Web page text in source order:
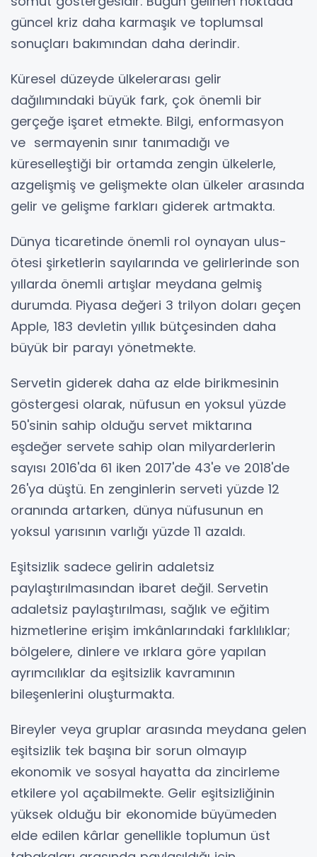
güncel kriz daha karmaşık ve toplumsal
sonuçları bakımından daha derindir.
Küresel düzeyde ülkelerarası gelir
dağılımındaki büyük fark, çok önemli bir
gerçeğe işaret etmekte. Bilgi, enformasyon
ve sermayenin sınır tanımadığı ve
küreselleştiği bir ortamda zengin ülkelerle,
azgelişmiş ve gelişmekte olan ülkeler arasında
gelir ve gelişme farkları giderek artmakta.
Dünya ticaretinde önemli rol oynayan ulus-
ötesi şirketlerin sayılarında ve gelirlerinde son
yıllarda önemli artışlar meydana gelmiş
durumda. Piyasa değeri 3 trilyon doları geçen
Apple, 183 devletin yıllık bütçesinden daha
büyük bir parayı yönetmekte.
Servetin giderek daha az elde birikmesinin
göstergesi olarak, nüfusun en yoksul yüzde
50'sinin sahip olduğu servet miktarına
eşdeğer servete sahip olan milyarderlerin
sayısı 2016'da 61 iken 2017'de 43'e ve 2018'de
26'ya düştü. En zenginlerin serveti yüzde 12
oranında artarken, dünya nüfusunun en
yoksul yarısının varlığı yüzde 11 azaldı.
Eşitsizlik sadece gelirin adaletsiz
paylaştırılmasından ibaret değil. Servetin
adaletsiz paylaştırılması, sağlık ve eğitim
hizmetlerine erişim imkânlarındaki farklılıklar;
bölgelere, dinlere ve ırklara göre yapılan
ayrımcılıklar da eşitsizlik kavramının
bileşenlerini oluşturmakta.
Bireyler veya gruplar arasında meydana gelen
eşitsizlik tek başına bir sorun olmayıp
ekonomik ve sosyal hayatta da zincirleme
etkilere yol açabilmekte. Gelir eşitsizliğinin
yüksek olduğu bir ekonomide büyümeden
elde edilen kârlar genellikle toplumun üst